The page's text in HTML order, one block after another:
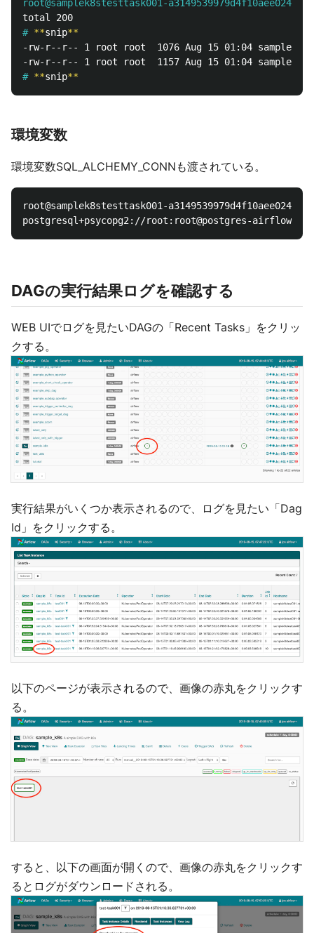
root@samplek8stesttask001-
# **snip**
-rw-r--r-- 1 root root  1076 Aug 15 01:04
# **snip**
環境変数
環境変数SQL_ALCHEMY_CONNも渡されている。
root@samplek8stesttask001-
DAGの実行結果ログを確認する
WEB UIでログを見たいDAGの「Recent Tasks」をクリッ
クする。
実行結果がいくつか表示されるので、ログを見たい「Dag
Id」をクリックする。
以下のページが表示されるので、画像の赤丸をクリックす
る。
すると、以下の画面が開くので、画像の赤丸をクリックす
るとログがダウンロードされる。